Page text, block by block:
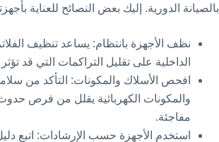
بالصيانة الدورية. إليك بعض النصائح للعناية
نظف الأجهزة بانتظام: يساعد تنظيف
الداخلية على تقليل التراكمات التي قد
افحص الأسلاك والمكونات: التأكد من
والمكونات الكهربائية يقلل من فرص
مفاجئة.
استخدم الأجهزة حسب الإرشادات: اتبع